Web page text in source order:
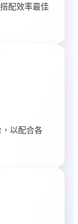
配效率最佳
以配合各